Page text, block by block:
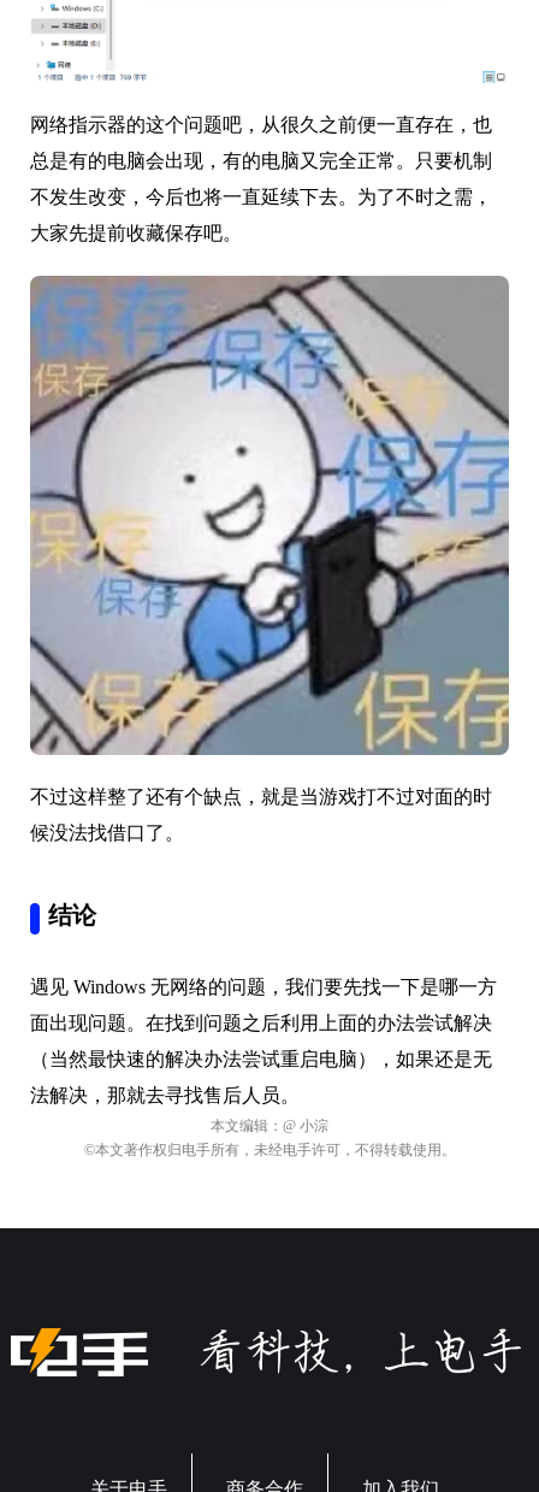
网络指示器的这个问题吧，从很久之前便一直存在，也
总是有的电脑会出现，有的电脑又完全正常。只要机制
不发生改变，今后也将一直延续下去。为了不时之需，
大家先提前收藏保存吧。
不过这样整了还有个缺点，就是当游戏打不过对面的时
候没法找借口了。
结论
遇见 Windows 无网络的问题，我们要先找一下是哪一方
面出现问题。在找到问题之后利用上面的办法尝试解决
（当然最快速的解决办法尝试重启电脑）
，如果还是无
法解决，那就去寻找售后人员。
本文编辑： @ 小淙
©本文著作权归电手所有，未经电手许可，不得转载使用。